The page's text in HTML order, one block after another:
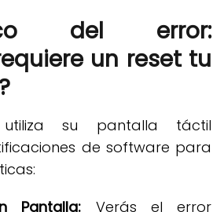
del error:
un reset tu
su pantalla táctil
de software para
:
Pantalla: Verás el error